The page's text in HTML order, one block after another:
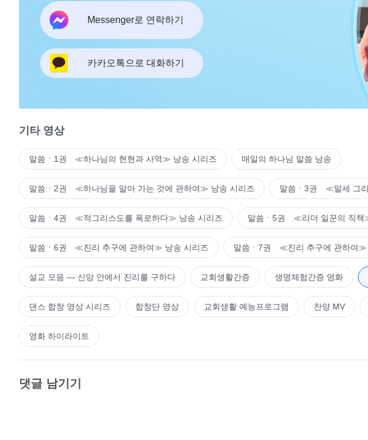
Messenger로 연락하기
카카오톡으로 대화하기
기타 영상
말씀ㆍ1권 ≪하나님의 현현과 사역≫ 낭송 시리즈 매일의 하나님 말씀 낭송
말씀ㆍ2권 ≪하나님을 알아 가는 것에 관하여≫ 낭송 시리즈 말씀ㆍ3권 ≪말세 그
말씀ㆍ4권 ≪적그리스도를 폭로하다≫ 낭송 시리즈 말씀ㆍ5권 ≪리더 일꾼의 직책
말씀ㆍ6권 ≪진리 추구에 관하여≫ 낭송 시리즈 말씀ㆍ7권 ≪진리 추구에 관하여≫
설교 모음 ― 신앙 안에서 진리를 구하다 교회생활간증 생명체험간증 영화
댄스 합창 영상 시리즈 합창단 영상 교회생활 예능프로그램 찬양 MV
영화 하이라이트
댓글 남기기